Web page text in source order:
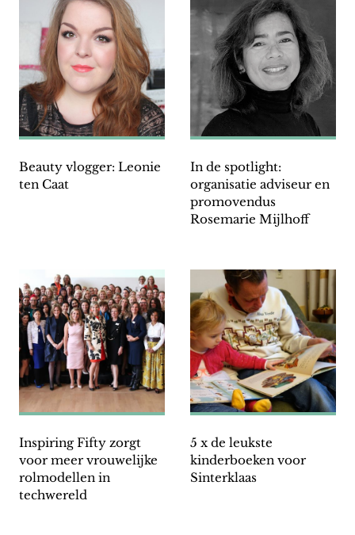
Beauty vlogger: Leonie
ten Caat
In de spotlight:
organisatie adviseur en
promovendus
Rosemarie Mijlhoff
Inspiring Fifty zorgt
voor meer vrouwelijke
rolmodellen in
techwereld
5 x de leukste
kinderboeken voor
Sinterklaas